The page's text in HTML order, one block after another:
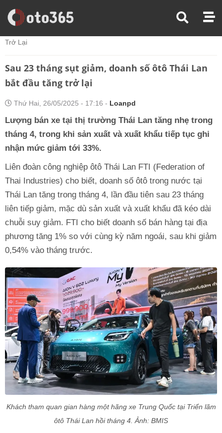
Trang Chủ
Thị Trường Xe
Trở Lại
Sau 23 tháng sụt giảm, doanh số ôtô Thái Lan
bắt đầu tăng trở lại
Thứ Hai, 26/05/2025 - 17:16 - Loanpd
Lượng bán xe tại thị trường Thái Lan tăng nhẹ trong
tháng 4, trong khi sản xuất và xuất khẩu tiếp tục ghi
nhận mức giảm tới 33%.
Liên đoàn công nghiệp ôtô Thái Lan FTI (Federation of
Thai Industries) cho biết, doanh số ôtô trong nước tại
Thái Lan tăng trong tháng 4, lần đầu tiên sau 23 tháng
liên tiếp giảm, mặc dù sản xuất và xuất khẩu đã kéo dài
chuỗi suy giảm. FTI cho biết doanh số bán hàng tại địa
phương tăng 1% so với cùng kỳ năm ngoái, sau khi giảm
0,54% vào tháng trước.
Khách tham quan gian hàng một hãng xe Trung Quốc tại Triển lãm
ôtô Thái Lan hồi tháng 4. Ảnh: BMIS